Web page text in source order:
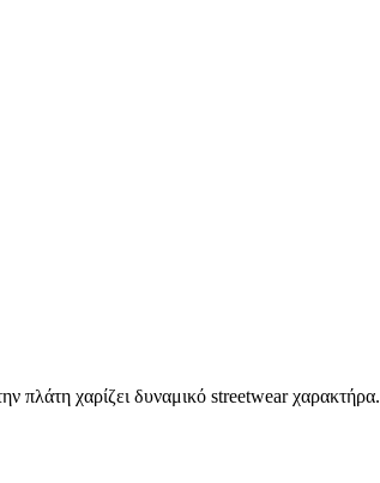
πλάτη χαρίζει δυναμικό streetwear χαρακτήρα.